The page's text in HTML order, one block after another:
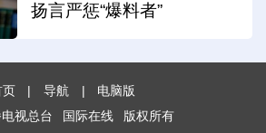
扬言严惩“爆料者”
页 | 导航 |
电脑版
视总台
国际在线 版权所有